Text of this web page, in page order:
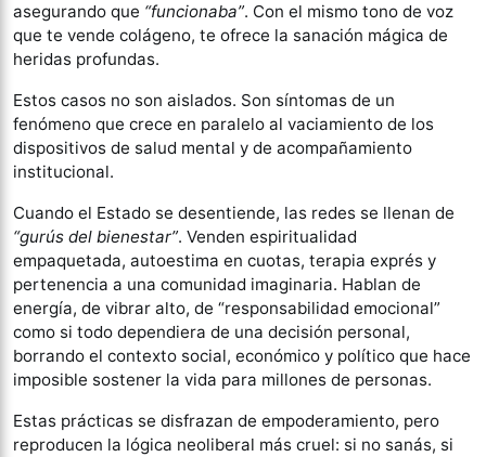
asegurando que “funcionaba”. Con el mismo tono de voz
que te vende colágeno, te ofrece la sanación mágica de
heridas profundas.
Estos casos no son aislados. Son síntomas de un
fenómeno que crece en paralelo al vaciamiento de los
dispositivos de salud mental y de acompañamiento
institucional.
Cuando el Estado se desentiende, las redes se llenan de
“gurús del bienestar”. Venden espiritualidad
empaquetada, autoestima en cuotas, terapia exprés y
pertenencia a una comunidad imaginaria. Hablan de
energía, de vibrar alto, de “responsabilidad emocional”
como si todo dependiera de una decisión personal,
borrando el contexto social, económico y político que hace
imposible sostener la vida para millones de personas.
Estas prácticas se disfrazan de empoderamiento, pero
reproducen la lógica neoliberal más cruel: si no sanás, si